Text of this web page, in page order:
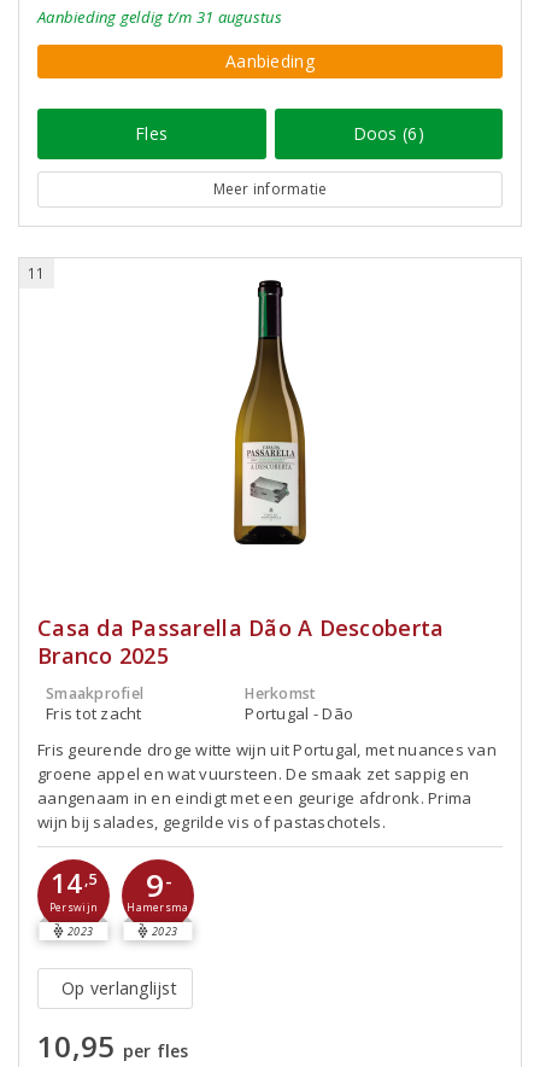
Aanbieding geldig t/m 31 augustus
Aanbieding
Fles Doos (6)
Meer informatie
11
Casa da Passarella Dão A Descoberta
Branco 2025
Smaakprofiel
Fris tot zacht
Herkomst
Portugal - Dão
Fris geurende droge witte wijn uit Portugal, met nuances van
groene appel en wat vuursteen. De smaak zet sappig en
aangenaam in en eindigt met een geurige afdronk. Prima
wijn bij salades, gegrilde vis of pastaschotels.
14,5
Perswijn
2023
9-
Hamersma
2023
Op verlanglijst
10,95 per fles